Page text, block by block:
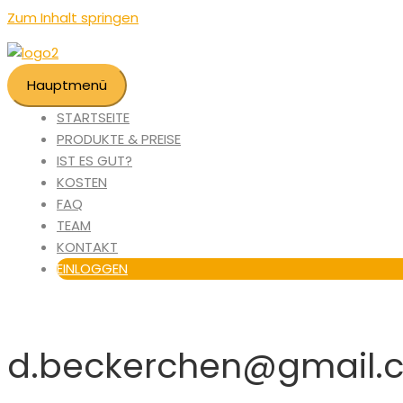
Zum Inhalt springen
Hauptmenü
STARTSEITE
PRODUKTE & PREISE
IST ES GUT?
KOSTEN
FAQ
TEAM
KONTAKT
EINLOGGEN